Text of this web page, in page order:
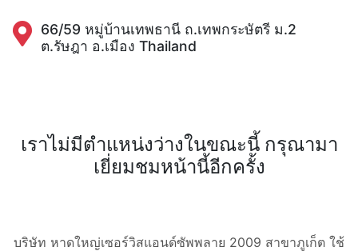
66/59 หมู่บ้านเทพธานี ถ.เทพกระษัตรี ม.2
ต.รัษฎา อ.เมือง Thailand
เราไม่มีตำแหน่งว่างในขณะนี้ กรุณามา
เยี่ยมชมหน้านี้อีกครั้ง
บริษัท หาดใหญ่เซอร์วิสแอนด์ซัพพลาย 2009 สาขาภูเก็ต ใช้